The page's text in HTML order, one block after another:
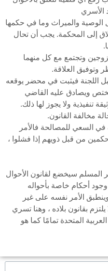
الأسري
الوصية والميراث وما في حكمها
إلى المحكمة. يجب أن تحال
وتجتمع مع كل منهما
وتوفيق العلاقة.
اللجنة فيثبت في محضر يوقعه
ويصادق عليه القاضي
تنفيذية ولا يجوز لها ذلك.
مخالفة القانون.
في السعي للمصالحة فالأمر
من قبل ذويهم إذا فشلوا ،
المسلم سيخضع لقانون الأحوال
أحكام خاصة بأحواله
الأمر نفسه على غير
بقانون بلاده ، وهنا تسري
المتحدة تمامًا كما هو